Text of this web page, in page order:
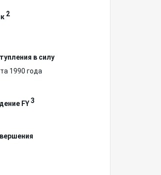
2
в силу
1990 года
FY3